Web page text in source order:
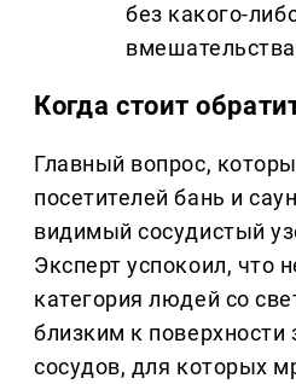
без какого-
Когда стоит
Главный вопрос,
посетителей бань и
видимый сосудистый
Эксперт успокоил, что
категория людей со
близким к поверхности
сосудов, для которых